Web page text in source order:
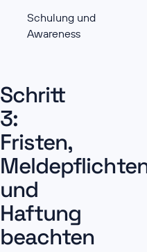
Schulung und
Awareness
Schritt
3:
Fristen,
und
Haftung
beachten